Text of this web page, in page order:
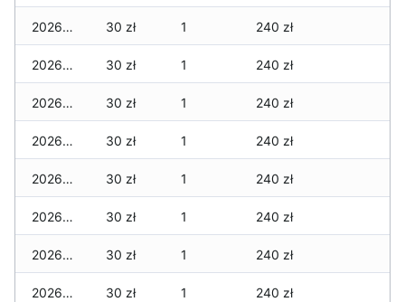
2026-04-02 30 zł 1 240 zł
2026-04-01 30 zł 1 240 zł
2026-03-31 30 zł 1 240 zł
2026-03-30 30 zł 1 240 zł
2026-03-29 30 zł 1 240 zł
2026-03-28 30 zł 1 240 zł
2026-03-27 30 zł 1 240 zł
2026-03-26 30 zł 1 240 zł